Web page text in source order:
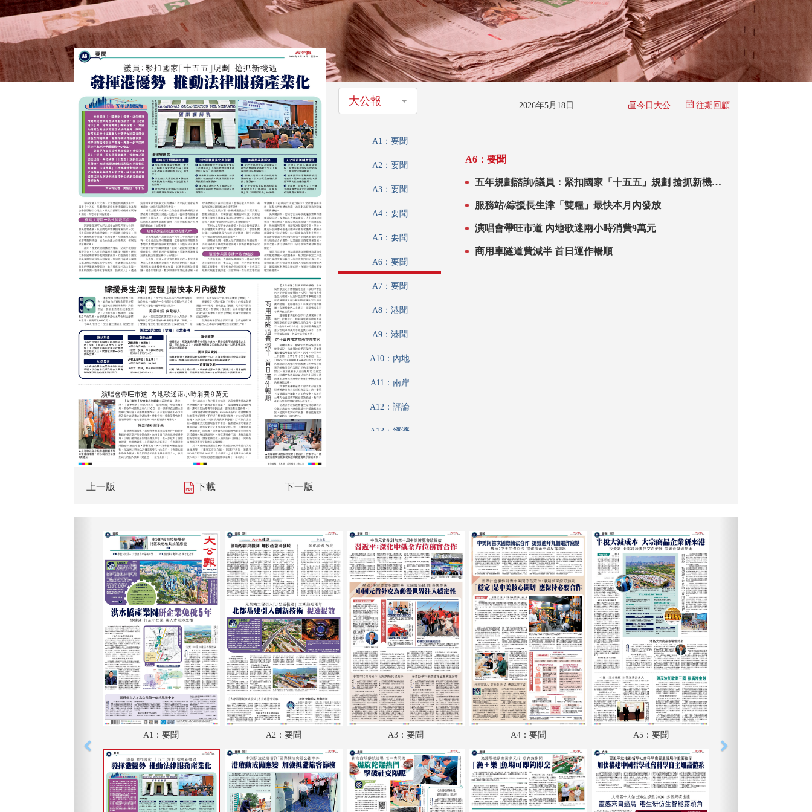
上一版 下載 下一版
大公報 大公報 2026年5月18日 今日大公 往期回顧
A1：要聞
A2：要聞
A3：要聞
A4：要聞
A5：要聞
A6：要聞
A7：要聞
A8：港聞
A9：港聞
A10：內地
A11：兩岸
A12：評論
A13：經濟
A18：國際
A19：體育
A20：體育
B1：副刊
B2：大公園
B3：小公園
B4：經濟
A6：要聞
五年規劃諮詢/議員：緊扣國家「十五五」規劃 搶抓新機遇
服務站/綜援長生津「雙糧」最快本月內發放
演唱會帶旺市道 內地歌迷兩小時消費9萬元
商用車隧道費減半 首日運作暢順
A1：要聞 A2：要聞 A3：要聞 A4：要聞 A5：要聞